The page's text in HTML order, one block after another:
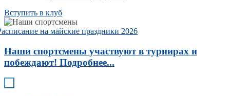
Вступить в клуб
на майские праздники 2026
Наши спортсмены участвуют в турнирах и
побеждают! Подробнее...